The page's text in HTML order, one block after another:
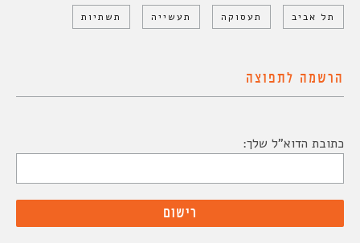
תל אביב תעסוקה תעשייה תשתיות
הרשמה לתפוצה
כתובת הדוא"ל שלך: